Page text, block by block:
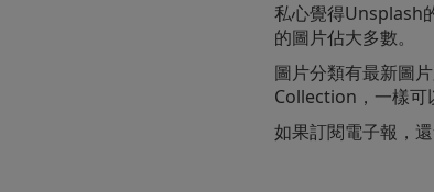
私心覺得Unsplash
的圖片佔大多數。
圖片分類有最新圖
Collection，一樣可
如果訂閱電子報，